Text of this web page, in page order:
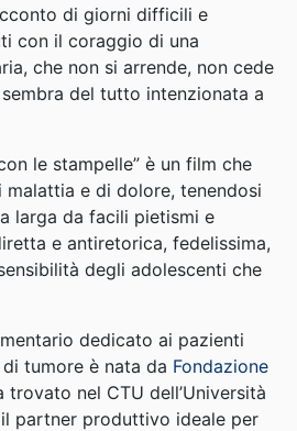
di giorni difficili e
con il coraggio di una
che non si arrende, non cede
del tutto intenzionata a
le stampelle” è un film che
e di dolore, tenendosi
larga da facili pietismi e
e antiretorica, fedelissima,
degli adolescenti che
dedicato ai pazienti
tumore è nata da Fondazione
trovato nel CTU dell’Università
partner produttivo ideale per